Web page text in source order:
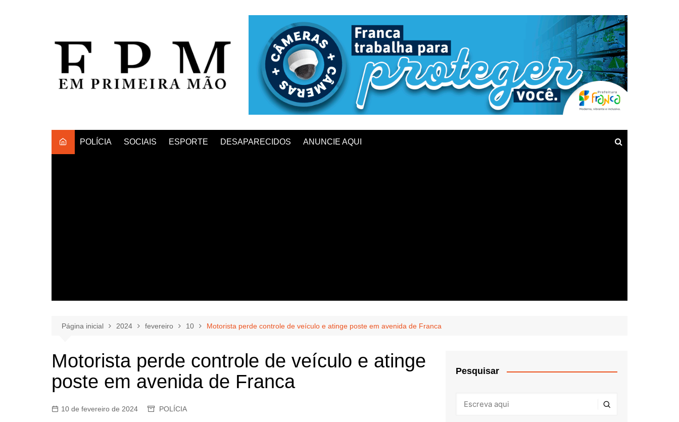
POLÍCIA SOCIAIS ESPORTE DESAPARECIDOS ANUNCIE AQUI
Página inicial 2024 fevereiro 10 Motorista perde controle de veículo e atinge poste em avenida de Franca
Motorista perde controle de veículo e atinge
poste em avenida de Franca
10 de fevereiro de 2024 POLÍCIA
Pesquisar